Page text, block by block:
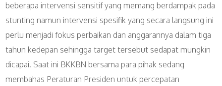
beberapa intervensi sensitif yang memang berdampak pada
stunting namun intervensi spesifik yang secara langsung ini
perlu menjadi fokus perbaikan dan anggarannya dalam tiga
tahun kedepan sehingga target tersebut sedapat mungkin
dicapai. Saat ini BKKBN bersama para pihak sedang
membahas Peraturan Presiden untuk percepatan